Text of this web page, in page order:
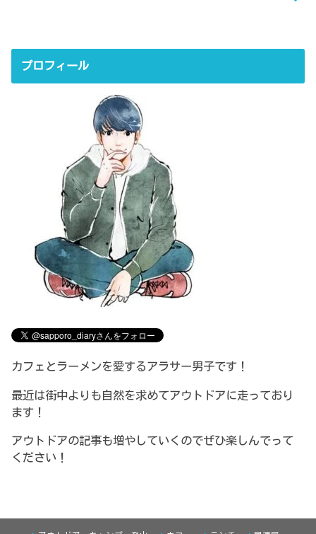
プロフィール
カフェとラーメンを愛するアラサー男子です！
最近は街中よりも自然を求めてアウトドアに走っており
ます！
アウトドアの記事も増やしていくのでぜひ楽しんでって
ください！